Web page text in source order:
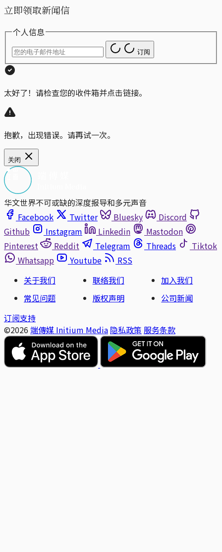
立即领取新闻信
个人信息
订阅
太好了！请检查您的收件箱并点击链接。
抱歉，出现错误。请再试一次。
关闭
华文世界不可或缺的深度报导和多元声音
Facebook
Twitter Bluesky
Discord
Github
Instagram Linkedin
Mastodon
Pinterest
Reddit Telegram Threads
Tiktok
Whatsapp
Youtube
RSS
关于我们
联络我们
加入我们
常见问题
版权声明
公司新闻
订阅支持
©2026 端傳媒 Initium Media 隐私政策 服务条款